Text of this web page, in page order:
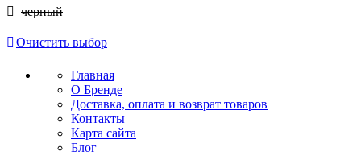
черный
Очистить выбор
Главная
О Бренде
Доставка, оплата и возврат товаров
Контакты
Карта сайта
Блог